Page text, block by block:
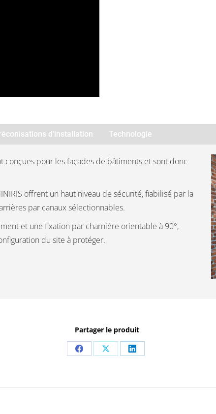
d'installation Technologie
conçues pour les façades de bâtiments et sont donc
offrent un haut niveau de sécurité, fiabilisé par la
par canaux sélectionnables.
et une fixation par charnière orientable à 90°,
du site à protéger.
Partager le produit
Share
Facebook
Share
X
Share
LinkedIn